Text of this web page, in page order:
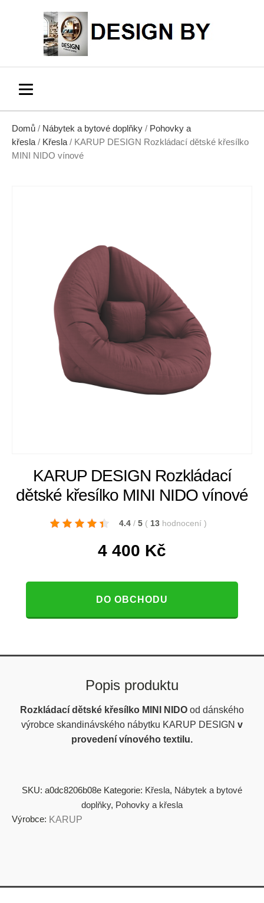
Domů / Nábytek a bytové doplňky / Pohovky a
křesla / Křesla / KARUP DESIGN Rozkládací dětské křesílko
MINI NIDO vínové
KARUP DESIGN Rozkládací
dětské křesílko MINI NIDO vínové
4.4 / 5 ( 13 hodnocení )
4 400 Kč
DO OBCHODU
Popis produktu
Rozkládací dětské křesílko MINI NIDO od dánského
výrobce skandinávského nábytku KARUP DESIGN v
provedení vínového textilu.
SKU: a0dc8206b08e Kategorie: Křesla, Nábytek a bytové
doplňky, Pohovky a křesla
Výrobce: KARUP